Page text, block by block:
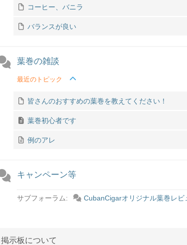
コーヒー、バニラ
バランスが良い
葉巻の雑談
最近のトピック
皆さんのおすすめの葉巻を教えてください！
葉巻初心者です
例のアレ
キャンペーン等
サブフォーラム: CubanCigarオリジナル葉巻レ
掲示板について